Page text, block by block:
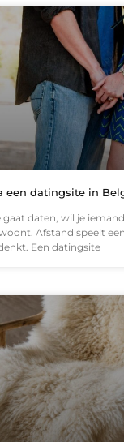
een datingsite in
gaat daten, wil je
Afstand speelt
Een datingsite